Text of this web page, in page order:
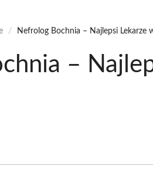
/ Nefrolog Bochnia – Najlepsi Lekarze
–